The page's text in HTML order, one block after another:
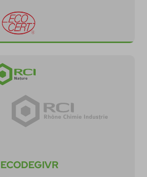
En savoir plus
ECODEGIVR